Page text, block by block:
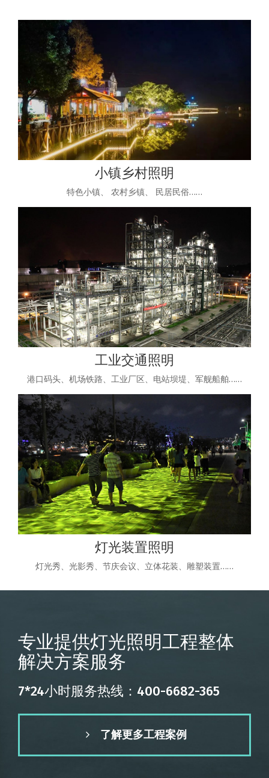
小镇乡村照明
特色小镇、 农村乡镇、 民居民俗……
工业交通照明
港口码头、机场铁路、工业厂区、电站坝堤、军舰船舶……
灯光装置照明
灯光秀、光影秀、节庆会议、立体花装、雕塑装置……
专业提供灯光照明工程整体
解决方案服务
7*24小时服务热线：400-6682-365
了解更多工程案例